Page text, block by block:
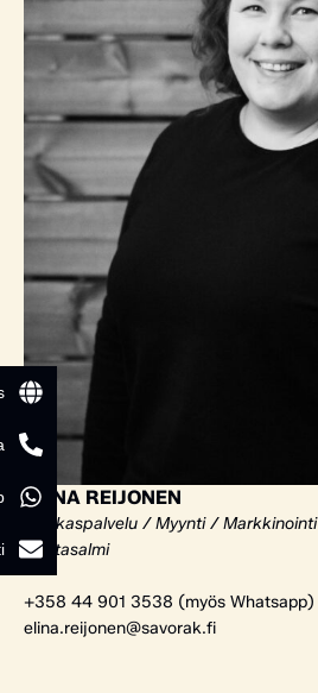
ELINA REIJONEN
Asiakaspalvelu / Myynti / Markkinointi
Rantasalmi
+358 44 901 3538 (myös Whatsapp)
elina.reijonen@savorak.fi